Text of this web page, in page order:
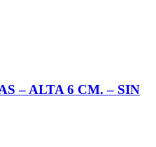
– ALTA 6 CM. – SIN